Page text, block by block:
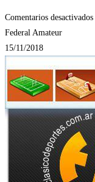
Comentarios desactivados
Federal Amateur
15/11/2018